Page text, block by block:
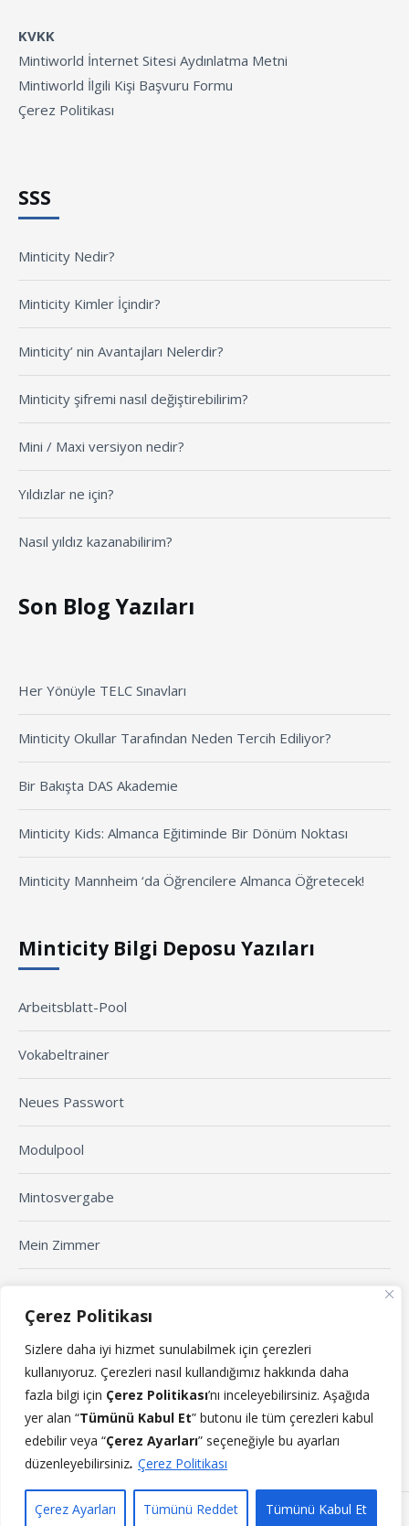
Çerez Politikası
Sizlere daha iyi hizmet sunulabilmek için çerezleri
kullanıyoruz. Çerezleri nasıl kullandığımız hakkında daha
fazla bilgi için Çerez Politikası’nı inceleyebilirsiniz. Aşağıda
yer alan “Tümünü Kabul Et” butonu ile tüm çerezleri kabul
edebilir veya “Çerez Ayarları” seçeneğiyle bu ayarları
düzenleyebilirsiniz. Çerez Politikası
Çerez Ayarları Tümünü Reddet Tümünü Kabul Et
KVKK
Mintiworld İnternet Sitesi Aydınlatma Metni
Mintiworld İlgili Kişi Başvuru Formu
Çerez Politikası
SSS
Minticity Nedir?
Minticity Kimler İçindir?
Minticity’ nin Avantajları Nelerdir?
Minticity şifremi nasıl değiştirebilirim?
Mini / Maxi versiyon nedir?
Yıldızlar ne için?
Nasıl yıldız kazanabilirim?
Son Blog Yazıları
Her Yönüyle TELC Sınavları
Minticity Okullar Tarafından Neden Tercih Ediliyor?
Bir Bakışta DAS Akademie
Minticity Kids: Almanca Eğitiminde Bir Dönüm Noktası
Minticity Mannheim ‘da Öğrencilere Almanca Öğretecek!
Minticity Bilgi Deposu Yazıları
Arbeitsblatt-Pool
Vokabeltrainer
Neues Passwort
Modulpool
Mintosvergabe
Mein Zimmer
Yaklaşan Etkinlikler
Yaklaşmakta olan etkinlikler yok.